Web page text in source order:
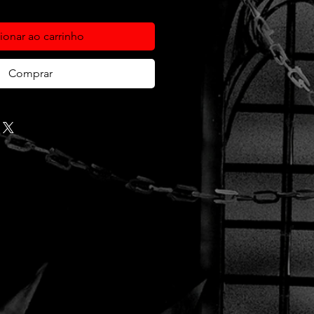
ao carrinho
Comprar